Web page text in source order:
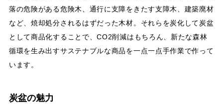
落の危険がある危険木、通行に支障をきたす支障木、建築廃材
など、焼却処分されるはずだった木材。それらを炭化して炭盆
として商品化することで、CO2削減はもちろん、新たな森林
循環を生み出すサステナブルな商品を一点一点手作業で作って
います。
炭盆の魅力